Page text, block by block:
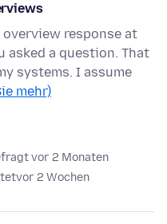
response at
asked a question. That
systems. I assume
mehr)
vor 2 Monaten
vor 2 Wochen